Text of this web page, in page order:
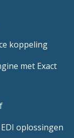
koppeling
met Exact
oplossingen